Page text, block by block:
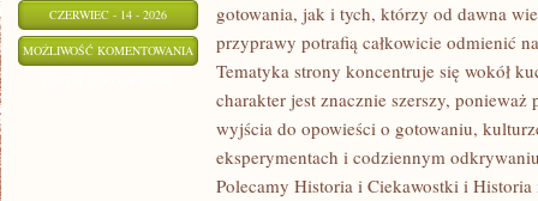
CZERWIEC - 14 - 2026
MOŻLIWOŚĆ KOMENTOWANIA TESTY
RECENZJE
gotowania, jak i tych, którzy od dawna
przyprawy potrafią całkowicie odmienić
Tematyka strony koncentruje się wokół
charakter jest znacznie szerszy,
wyjścia do opowieści o gotowaniu,
eksperymentach i codziennym
Polecamy Historia i Ciekawostki i